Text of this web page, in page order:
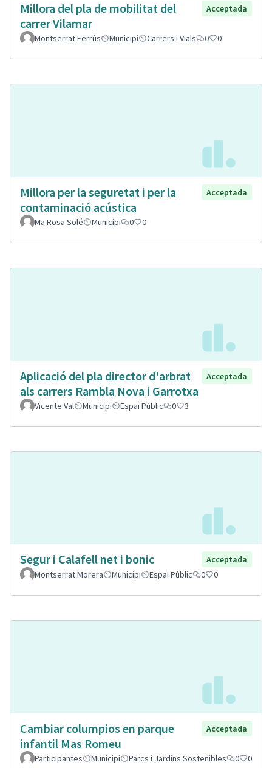
Millora del pla de mobilitat del
carrer Vilamar
Acceptada
Montserrat Ferrús Municipi Carrers i Vials 0 0
Millora per la seguretat i per la
contaminació acústica
Acceptada
Ma Rosa Solé Municipi 0 0
Aplicació del pla director d'arbrat
als carrers Rambla Nova i Garrotxa
Acceptada
Vicente Val Municipi Espai Públic 0 3
Segur i Calafell net i bonic
Acceptada
Montserrat Morera
Municipi Espai Públic 0 0
Cambiar columpios en parque
infantil Mas Romeu
Acceptada
Participantes Municipi Parcs i Jardins Sostenibles 0 0